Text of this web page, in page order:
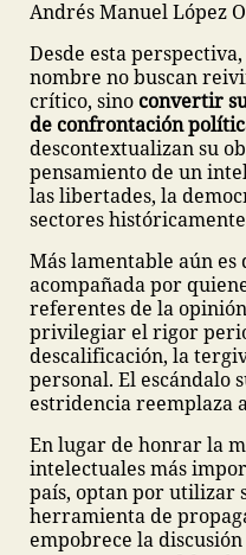
Andrés Manuel López
Desde esta
nombre no buscan
crítico, sino convertir
de confrontación
descontextualizan su
pensamiento de un
las libertades, la
sectores
Más lamentable aún es
acompañada por
referentes de la
privilegiar el rigor
descalificación, la
personal. El escándalo
estridencia reemplaza
En lugar de honrar la
intelectuales más
país, optan por utilizar
herramienta de
empobrece la